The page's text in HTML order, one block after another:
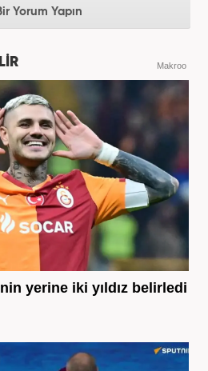
Yorum Yapın
Makroo
yerine iki yıldız belirledi